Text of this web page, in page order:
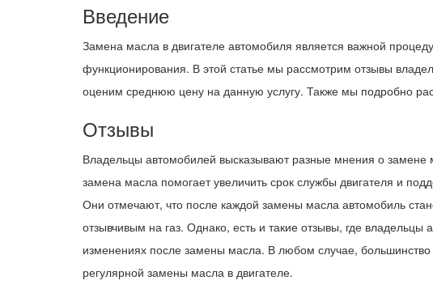
Введение
Замена масла в двигателе автомобиля является важной
функционирования. В этой статье мы рассмотрим отзывы
оценим среднюю цену на данную услугу. Также мы подробно
Отзывы
Владельцы автомобилей высказывают разные мнения о замене
замена масла помогает увеличить срок службы двигателя и
Они отмечают, что после каждой замены масла автомобиль
отзывчивым на газ. Однако, есть и такие отзывы, где владельцы
изменениях после замены масла. В любом случае,
регулярной замены масла в двигателе.